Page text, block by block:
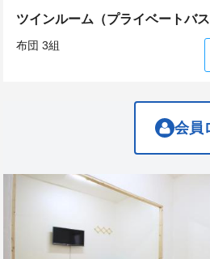
question
key
for
ツインルーム（プライベートバス
布団 3組
会員